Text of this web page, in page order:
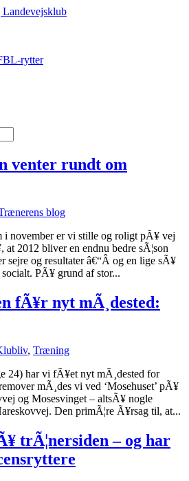
rytter
venter rundt om
blog
i november er vi stille og roligt pÃ¥ vej
2012 bliver en endnu bedre sÃ¦son
sejre og resultater â€“Â og en lige sÃ¥
PÃ¥ grund af stor...
fÃ¥r nyt mÃ¸dested:
, Træning
24) har vi fÃ¥et nyt mÃ¸dested for
mÃ¸des vi ved ‘Mosehuset’ pÃ¥
og Mosesvinget – altsÃ¥ nogle
Den primÃ¦re Ã¥rsag til, at...
trÃ¦nersiden – og har